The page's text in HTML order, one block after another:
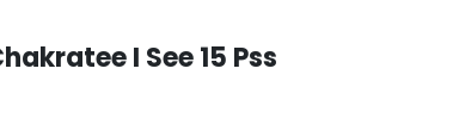
I See 15 Pss